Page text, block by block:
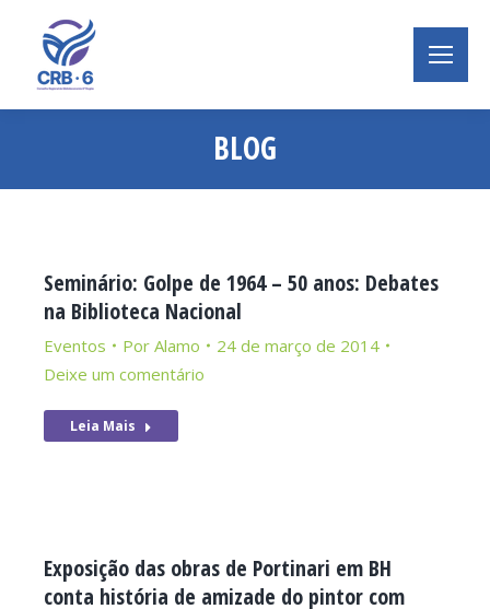
BLOG
Você está aqui:
Seminário: Golpe de 1964 – 50 anos: Debates
na Biblioteca Nacional
Eventos Por Alamo
24 de março de 2014
Deixe um comentário
Leia Mais
Exposição das obras de Portinari em BH
conta história de amizade do pintor com